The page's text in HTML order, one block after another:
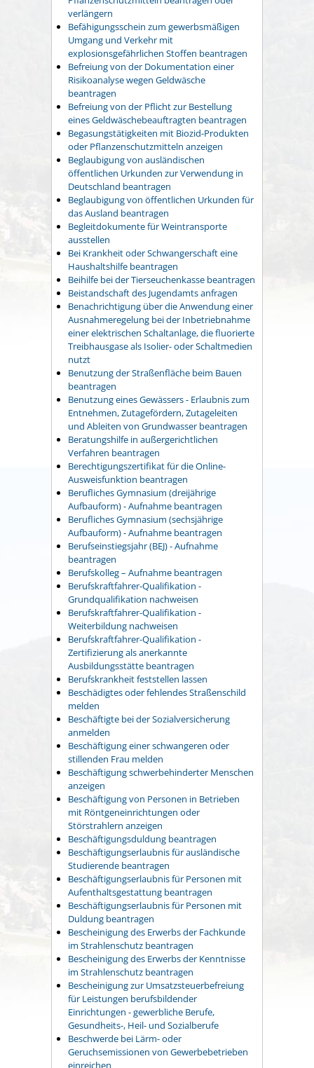
verlängern
Befähigungsschein zum gewerbsmäßigen
Umgang und Verkehr mit
explosionsgefährlichen Stoffen beantragen
Befreiung von der Dokumentation einer
Risikoanalyse wegen Geldwäsche
beantragen
Befreiung von der Pflicht zur Bestellung
eines Geldwäschebeauftragten beantragen
Begasungstätigkeiten mit Biozid-Produkten
oder Pflanzenschutzmitteln anzeigen
Beglaubigung von ausländischen
öffentlichen Urkunden zur Verwendung in
Deutschland beantragen
Beglaubigung von öffentlichen Urkunden für
das Ausland beantragen
Begleitdokumente für Weintransporte
ausstellen
Bei Krankheit oder Schwangerschaft eine
Haushaltshilfe beantragen
Beihilfe bei der Tierseuchenkasse beantragen
Beistandschaft des Jugendamts anfragen
Benachrichtigung über die Anwendung einer
Ausnahmeregelung bei der Inbetriebnahme
einer elektrischen Schaltanlage, die fluorierte
Treibhausgase als Isolier- oder Schaltmedien
nutzt
Benutzung der Straßenfläche beim Bauen
beantragen
Benutzung eines Gewässers - Erlaubnis zum
Entnehmen, Zutagefördern, Zutageleiten
und Ableiten von Grundwasser beantragen
Beratungshilfe in außergerichtlichen
Verfahren beantragen
Berechtigungszertifikat für die Online-
Ausweisfunktion beantragen
Berufliches Gymnasium (dreijährige
Aufbauform) - Aufnahme beantragen
Berufliches Gymnasium (sechsjährige
Aufbauform) - Aufnahme beantragen
Berufseinstiegsjahr (BEJ) - Aufnahme
beantragen
Berufskolleg – Aufnahme beantragen
Berufskraftfahrer-Qualifikation -
Grundqualifikation nachweisen
Berufskraftfahrer-Qualifikation -
Weiterbildung nachweisen
Berufskraftfahrer-Qualifikation -
Zertifizierung als anerkannte
Ausbildungsstätte beantragen
Berufskrankheit feststellen lassen
Beschädigtes oder fehlendes Straßenschild
melden
Beschäftigte bei der Sozialversicherung
anmelden
Beschäftigung einer schwangeren oder
stillenden Frau melden
Beschäftigung schwerbehinderter Menschen
anzeigen
Beschäftigung von Personen in Betrieben
mit Röntgeneinrichtungen oder
Störstrahlern anzeigen
Beschäftigungsduldung beantragen
Beschäftigungserlaubnis für ausländische
Studierende beantragen
Beschäftigungserlaubnis für Personen mit
Aufenthaltsgestattung beantragen
Beschäftigungserlaubnis für Personen mit
Duldung beantragen
Bescheinigung des Erwerbs der Fachkunde
im Strahlenschutz beantragen
Bescheinigung des Erwerbs der Kenntnisse
im Strahlenschutz beantragen
Bescheinigung zur Umsatzsteuerbefreiung
für Leistungen berufsbildender
Einrichtungen - gewerbliche Berufe,
Gesundheits-, Heil- und Sozialberufe
Beschwerde bei Lärm- oder
Geruchsemissionen von Gewerbebetrieben
einreichen